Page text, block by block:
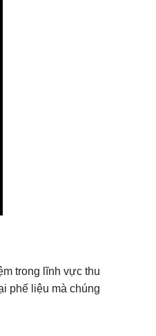
trong lĩnh vực thu
phế liệu mà chúng